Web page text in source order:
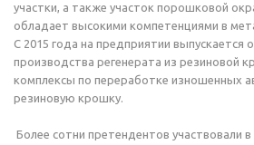
участки, а также участок порошковой
обладает высокими компетенциями в
С 2015 года на предприятии выпускается
производства регенерата из резиновой
комплексы по переработке изношенных
резиновую крошку.
Более сотни претендентов участвовали